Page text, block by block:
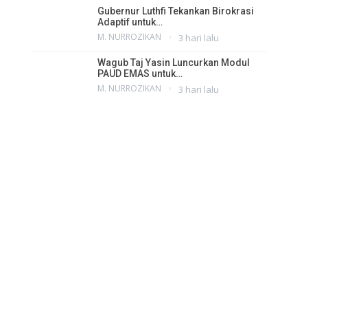
Gubernur Luthfi Tekankan Birokrasi
Adaptif untuk…
M. NURROZIKAN 3 hari lalu
Wagub Taj Yasin Luncurkan Modul
PAUD EMAS untuk…
M. NURROZIKAN 3 hari lalu